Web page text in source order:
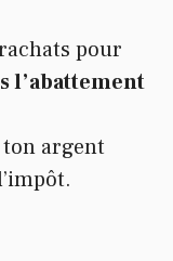
pour
l’abattement
argent